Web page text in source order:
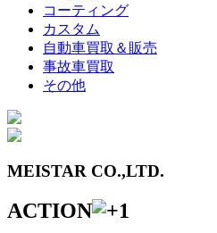
コーティング
カスタム
自動車買取＆販売
事故車買取
その他
MEISTAR CO.,LTD.
ACTION